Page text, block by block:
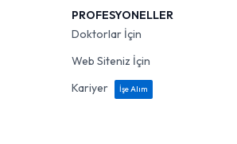
PROFESYONELLER
Doktorlar İçin
Web Siteniz İçin
Kariyer
İşe Alım